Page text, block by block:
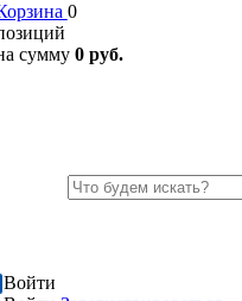
0
сумму 0 руб.
Войти